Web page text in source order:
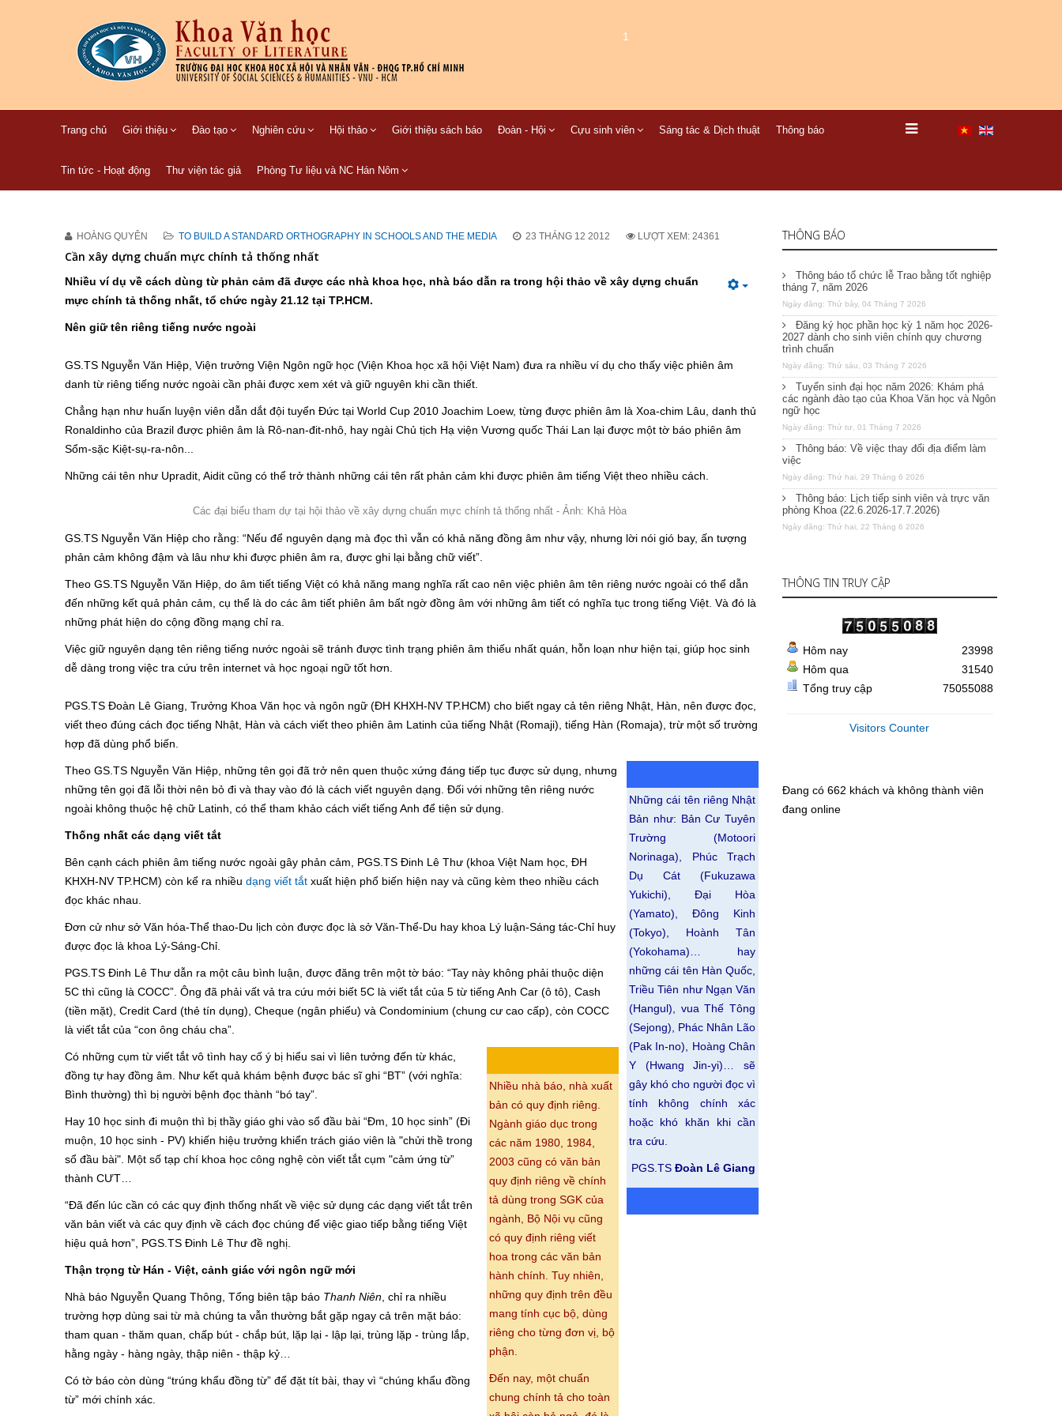
1
Trang chủ Giới thiệu Đào tạo Nghiên cứu Hội thảo Giới thiệu sách báo Đoàn - Hội Cựu sinh viên Sáng tác & Dịch thuật Thông báo
Tin tức - Hoạt động Thư viện tác giả Phòng Tư liệu và NC Hán Nôm
HOÀNG QUYÊN TO BUILD A STANDARD ORTHOGRAPHY IN SCHOOLS AND THE MEDIA 23 THÁNG 12 2012 LƯỢT XEM: 24361
Cần xây dựng chuẩn mực chính tả thống nhất
Nhiều ví dụ về cách dùng từ phản cảm đã được các nhà khoa học, nhà báo dẫn ra trong hội thảo về xây dựng chuẩn
mực chính tả thống nhất, tổ chức ngày 21.12 tại TP.HCM.
Nên giữ tên riêng tiếng nước ngoài
GS.TS Nguyễn Văn Hiệp, Viện trưởng Viện Ngôn ngữ học (Viện Khoa học xã hội Việt Nam) đưa ra nhiều ví dụ cho thấy việc phiên âm
danh từ riêng tiếng nước ngoài cần phải được xem xét và giữ nguyên khi cần thiết.
Chẳng hạn như huấn luyện viên dẫn dắt đội tuyển Đức tại World Cup 2010 Joachim Loew, từng được phiên âm là Xoa-chim Lâu, danh thủ
Ronaldinho của Brazil được phiên âm là Rô-nan-đit-nhô, hay ngài Chủ tịch Hạ viện Vương quốc Thái Lan lại được một tờ báo phiên âm
Sổm-sặc Kiệt-sụ-ra-nôn...
Những cái tên như Upradit, Aidit cũng có thể trở thành những cái tên rất phản cảm khi được phiên âm tiếng Việt theo nhiều cách.
Các đại biểu tham dự tại hội thảo về xây dựng chuẩn mực chính tả thống nhất - Ảnh: Khả Hòa
GS.TS Nguyễn Văn Hiệp cho rằng: “Nếu để nguyên dạng mà đọc thì vẫn có khả năng đồng âm như vậy, nhưng lời nói gió bay, ấn tượng
phản cảm không đậm và lâu như khi được phiên âm ra, được ghi lại bằng chữ viết”.
Theo GS.TS Nguyễn Văn Hiệp, do âm tiết tiếng Việt có khả năng mang nghĩa rất cao nên việc phiên âm tên riêng nước ngoài có thể dẫn
đến những kết quả phản cảm, cụ thể là do các âm tiết phiên âm bất ngờ đồng âm với những âm tiết có nghĩa tục trong tiếng Việt. Và đó là
những phát hiện do cộng đồng mạng chỉ ra.
Việc giữ nguyên dạng tên riêng tiếng nước ngoài sẽ tránh được tình trạng phiên âm thiếu nhất quán, hỗn loạn như hiện tại, giúp học sinh
dễ dàng trong việc tra cứu trên internet và học ngoại ngữ tốt hơn.
PGS.TS Đoàn Lê Giang, Trưởng Khoa Văn học và ngôn ngữ (ĐH KHXH-NV TP.HCM) cho biết ngay cả tên riêng Nhật, Hàn, nên được đọc,
viết theo đúng cách đọc tiếng Nhật, Hàn và cách viết theo phiên âm Latinh của tiếng Nhật (Romaji), tiếng Hàn (Romaja), trừ một số trường
hợp đã dùng phổ biến.
Những cái tên riêng Nhật
Bản như: Bản Cư Tuyên
Trường (Motoori
Norinaga), Phúc Trạch
Dụ Cát (Fukuzawa
Yukichi), Đại Hòa
(Yamato), Đông Kinh
(Tokyo), Hoành Tân
(Yokohama)… hay
những cái tên Hàn Quốc,
Triều Tiên như Ngạn Văn
(Hangul), vua Thế Tông
(Sejong), Phác Nhân Lão
(Pak In-no), Hoàng Chân
Y (Hwang Jin-yi)… sẽ
gây khó cho người đọc vì
tính không chính xác
hoặc khó khăn khi cần
tra cứu.
PGS.TSĐoàn Lê Giang
Theo GS.TS Nguyễn Văn Hiệp, những tên gọi đã trở nên quen thuộc xứng đáng tiếp tục được sử dụng, nhưng
những tên gọi đã lỗi thời nên bỏ đi và thay vào đó là cách viết nguyên dạng. Đối với những tên riêng nước
ngoài không thuộc hệ chữ Latinh, có thể tham khảo cách viết tiếng Anh để tiện sử dụng.
Thống nhất các dạng viết tắt
Bên cạnh cách phiên âm tiếng nước ngoài gây phản cảm, PGS.TS Đinh Lê Thư (khoa Việt Nam học, ĐH
KHXH-NV TP.HCM) còn kể ra nhiều dạng viết tắt xuất hiện phổ biến hiện nay và cũng kèm theo nhiều cách
đọc khác nhau.
Đơn cử như sở Văn hóa-Thể thao-Du lịch còn được đọc là sở Văn-Thể-Du hay khoa Lý luận-Sáng tác-Chỉ huy
được đọc là khoa Lý-Sáng-Chỉ.
PGS.TS Đinh Lê Thư dẫn ra một câu bình luận, được đăng trên một tờ báo: “Tay này không phải thuộc diện
5C thì cũng là COCC”. Ông đã phải vất vả tra cứu mới biết 5C là viết tắt của 5 từ tiếng Anh Car (ô tô), Cash
(tiền mặt), Credit Card (thẻ tín dụng), Cheque (ngân phiếu) và Condominium (chung cư cao cấp), còn COCC
là viết tắt của “con ông cháu cha”.
Nhiều nhà báo, nhà xuất
bản có quy định riêng.
Ngành giáo dục trong
các năm 1980, 1984,
2003 cũng có văn bản
quy định riêng về chính
tả dùng trong SGK của
ngành, Bộ Nội vụ cũng
có quy định riêng viết
hoa trong các văn bản
hành chính. Tuy nhiên,
những quy định trên đều
mang tính cục bộ, dùng
riêng cho từng đơn vị, bộ
phận.
Đến nay, một chuẩn
chung chính tả cho toàn
Có những cụm từ viết tắt vô tình hay cố ý bị hiểu sai vì liên tưởng đến từ khác,
đồng tự hay đồng âm. Như kết quả khám bệnh được bác sĩ ghi “BT” (với nghĩa:
Bình thường) thì bị người bệnh đọc thành “bó tay”.
Hay 10 học sinh đi muộn thì bị thầy giáo ghi vào sổ đầu bài “Đm, 10 học sinh” (Đi
muộn, 10 học sinh - PV) khiến hiệu trưởng khiển trách giáo viên là "chửi thề trong
sổ đầu bài". Một số tạp chí khoa học công nghệ còn viết tắt cụm "cảm ứng từ”
thành CƯT…
“Đã đến lúc cần có các quy định thống nhất về việc sử dụng các dạng viết tắt trên
văn bản viết và các quy định về cách đọc chúng để việc giao tiếp bằng tiếng Việt
hiệu quả hơn”, PGS.TS Đinh Lê Thư đề nghị.
Thận trọng từ Hán - Việt, cảnh giác với ngôn ngữ mới
Nhà báo Nguyễn Quang Thông, Tổng biên tập báo Thanh Niên chỉ ra nhiều
trường hợp dùng sai từ mà chúng ta vẫn thường bắt gặp ngay cả trên mặt báo:
tham quan - thăm quan, chấp bút - chắp bút, lặp lại - lập lại, trùng lặp - trùng lắp,
hằng ngày - hàng ngày, thập niên - thập kỷ…
Có tờ báo còn dùng “trúng khẩu đồng từ” để đặt tít bài, thay vì “chúng khẩu đồng
từ” mới chính xác.
THÔNG BÁO
Thông báo tổ chức lễ Trao bằng tốt nghiệp
tháng 7, năm 2026
Ngày đăng: Thứ bảy, 04 Tháng 7 2026
Đăng ký học phần học kỳ 1 năm học 2026-
2027 dành cho sinh viên chính quy chương
trình chuẩn
Ngày đăng: Thứ sáu, 03 Tháng 7 2026
Tuyển sinh đại học năm 2026: Khám phá
các ngành đào tạo của Khoa Văn học và Ngôn
ngữ học
Ngày đăng: Thứ tư, 01 Tháng 7 2026
Thông báo: Về việc thay đổi địa điểm làm
việc
Ngày đăng: Thứ hai, 29 Tháng 6 2026
Thông báo: Lịch tiếp sinh viên và trực văn
phòng Khoa (22.6.2026-17.7.2026)
Ngày đăng: Thứ hai, 22 Tháng 6 2026
THÔNG TIN TRUY CẬP
Hôm nay
Hôm qua
Tổng truy cập
23998
31540
75055088
Visitors Counter
Đang có 662 khách và không thành viên
đang online